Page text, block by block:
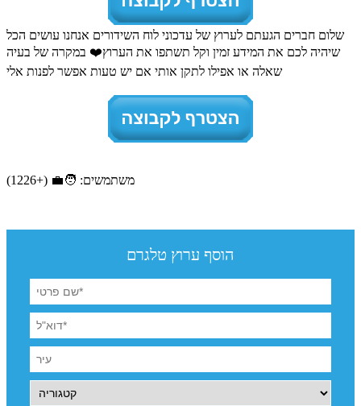
שלום חברים הגעתם לערוץ של עדכוני לוח השידורים אנחנו עושים הכל
שיהיה לכם את המידע זמין וקל תשתפו את הערוץ❤️ במקרה של בעיה
שאלה או אפילו לתקן אותי אם יש טעות אפשר לפנות אלי
משתמשים: 🧑‍💼 (+1226)
הוסף ערוץ טלגרם